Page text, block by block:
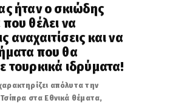
ήταν ο σκιώδης
θέλει να
αναχαιτίσεις και να
που θα
τουρκικά ιδρύματα!
απόλυτα την
στα Εθνικά θέματα,